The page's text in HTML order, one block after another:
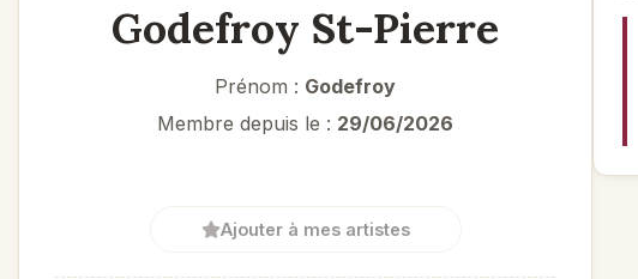
Godefroy St-Pierre
Prénom : Godefroy
Membre depuis le : 29/06/2026
Ajouter à mes artistes